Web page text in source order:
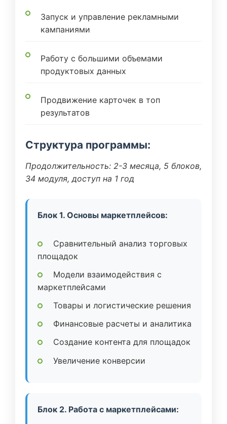
Запуск и управление рекламными
кампаниями
Работу с большими объемами
продуктовых данных
Продвижение карточек в топ
результатов
Структура программы:
Продолжительность: 2-3 месяца, 5 блоков,
34 модуля, доступ на 1 год
Блок 1. Основы маркетплейсов:
Сравнительный анализ торговых
площадок
Модели взаимодействия с
маркетплейсами
Товары и логистические решения
Финансовые расчеты и аналитика
Создание контента для площадок
Увеличение конверсии
Блок 2. Работа с маркетплейсами: